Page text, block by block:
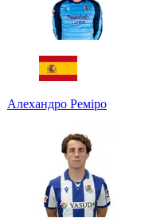
Алехандро Реміро